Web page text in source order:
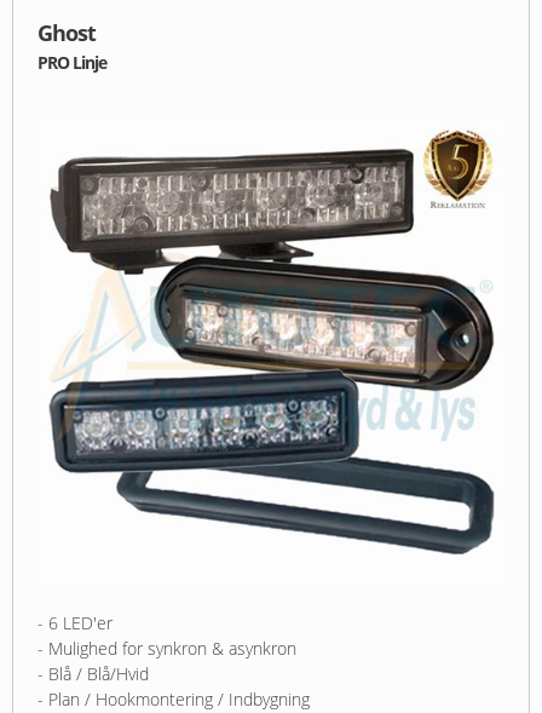
Ghost
PRO Linje
- 6 LED'er
- Mulighed for synkron & asynkron
- Blå / Blå/Hvid
- Plan / Hookmontering / Indbygning